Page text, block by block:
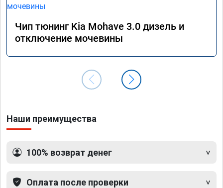
Чип тюнинг Kia Mohave 3.0 дизель и
отключение мочевины
Наши преимущества
100% возврат денег
Оплата после проверки